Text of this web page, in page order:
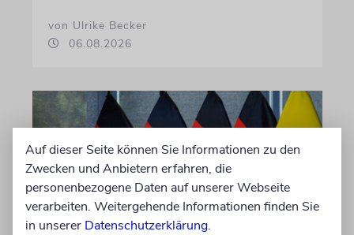
von Ulrike Becker
06.08.2026
Auf dieser Seite können Sie Informationen zu den
Zwecken und Anbietern erfahren, die
personenbezogene Daten auf unserer Webseite
verarbeiten. Weitergehende Informationen finden Sie
in unserer Datenschutzerklärung.